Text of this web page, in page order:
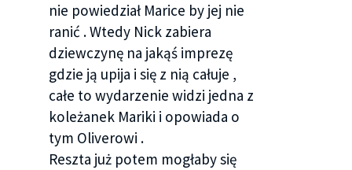
Uśmiechnęłam się do niego.
– Chętnie – odpowiedziałam.
Razem wyszliśmy przed ośrodek wczasowy,
pożegnałam się z nimi i zniknęłam w następnej
bramie.
~ ♥ ~ ♥ ~ ♥ ~
nie powiedział Marice by jej nie
ranić . Wtedy Nick zabiera
dziewczynę na jakąś imprezę
gdzie ją upija i się z nią całuje ,
całe to wydarzenie widzi jedna z
koleżanek Mariki i opowiada o
tym Oliverowi .
Reszta już potem mogłaby się